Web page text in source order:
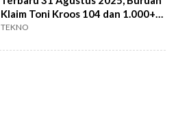
Klaim Toni Kroos 104 dan 1.000+
Gems
TEKNO